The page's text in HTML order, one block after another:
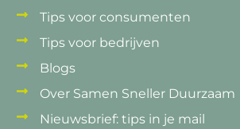
Tips voor consumenten
Tips voor bedrijven
Blogs
Over Samen Sneller Duurzaam
Nieuwsbrief: tips in je mail